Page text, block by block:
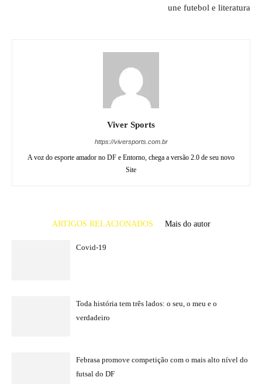
une futebol e literatura
Viver Sports
https://viversports.com.br
A voz do esporte amador no DF e Entorno, chega a versão 2.0 de seu novo
Site
ARTIGOS RELACIONADOS Mais do autor
Covid-19
Toda história tem três lados: o seu, o meu e o
verdadeiro
Febrasa promove competição com o mais alto nível do
futsal do DF